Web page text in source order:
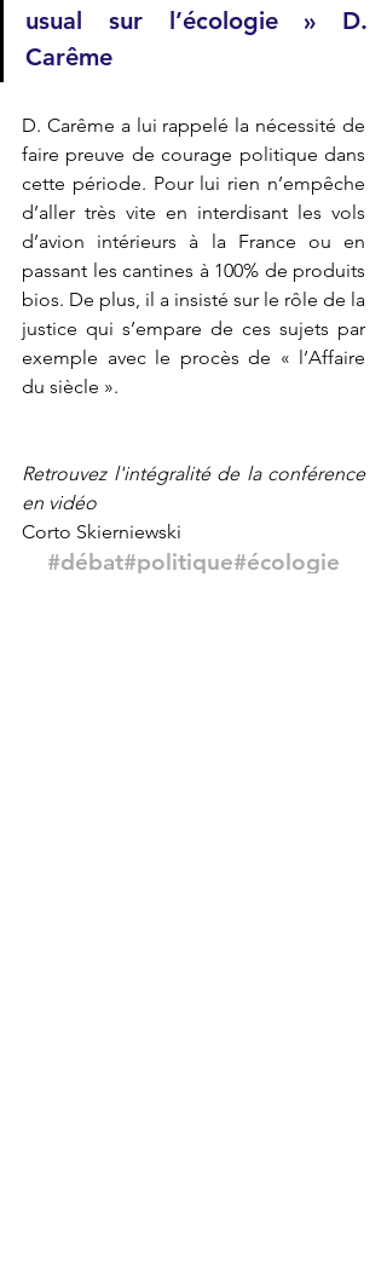
usual sur l’écologie » D.
Carême
D. Carême a lui rappelé la nécessité de
faire preuve de courage politique dans
cette période. Pour lui rien n’empêche
d’aller très vite en interdisant les vols
d’avion intérieurs à la France ou en
passant les cantines à 100% de produits
bios. De plus, il a insisté sur le rôle de la
justice qui s’empare de ces sujets par
exemple avec le procès de « l’Affaire
du siècle ».
Retrouvez l'intégralité de la conférence
en vidéo
Corto Skierniewski
#débat#politique#écologie